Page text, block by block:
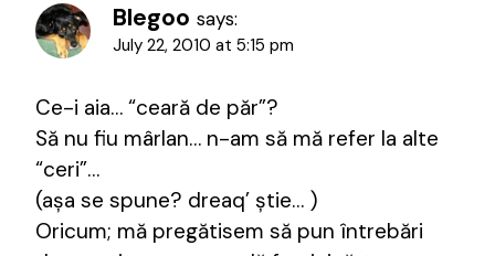
Blegoo says:
July 22, 2010 at 5:15 pm
Ce-i aia… “ceară de păr”?
Să nu fiu mârlan… n-am să mă refer la alte
“ceri”…
(așa se spune? dreaq’ știe… )
Oricum; mă pregătisem să pun întrebări